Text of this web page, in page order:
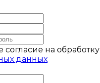
согласие на обработку
данных